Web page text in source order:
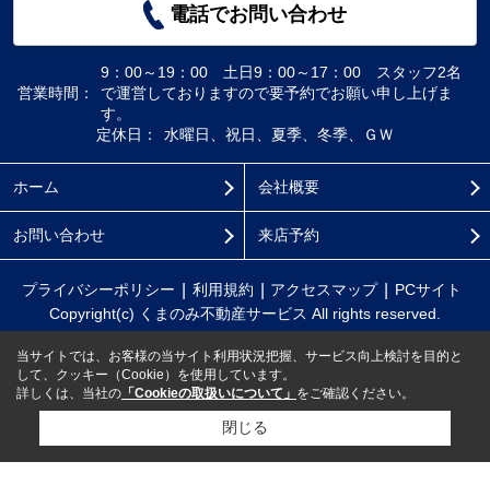
電話でお問い合わせ
営業時間：
9：00～19：00 土日9：00～17：00 スタッフ2名
で運営しておりますので要予約でお願い申し上げま
す。
定休日：
水曜日、祝日、夏季、冬季、ＧＷ
ホーム 会社概要
お問い合わせ 来店予約
プライバシーポリシー 利用規約 アクセスマップ
PCサイト
Copyright(c) くまのみ不動産サービス All rights reserved.
当サイトでは、お客様の当サイト利用状況把握、サービス向上検討を目的と
して、クッキー（Cookie）を使用しています。
詳しくは、当社の 「Cookieの取扱いについて」 をご確認ください。
閉じる